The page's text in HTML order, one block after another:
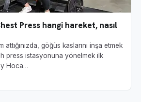
Press hangi hareket, nasıl
attığınızda, göğüs kaslarını inşa etmek
press istasyonuna yönelmek ilk
Hoca…